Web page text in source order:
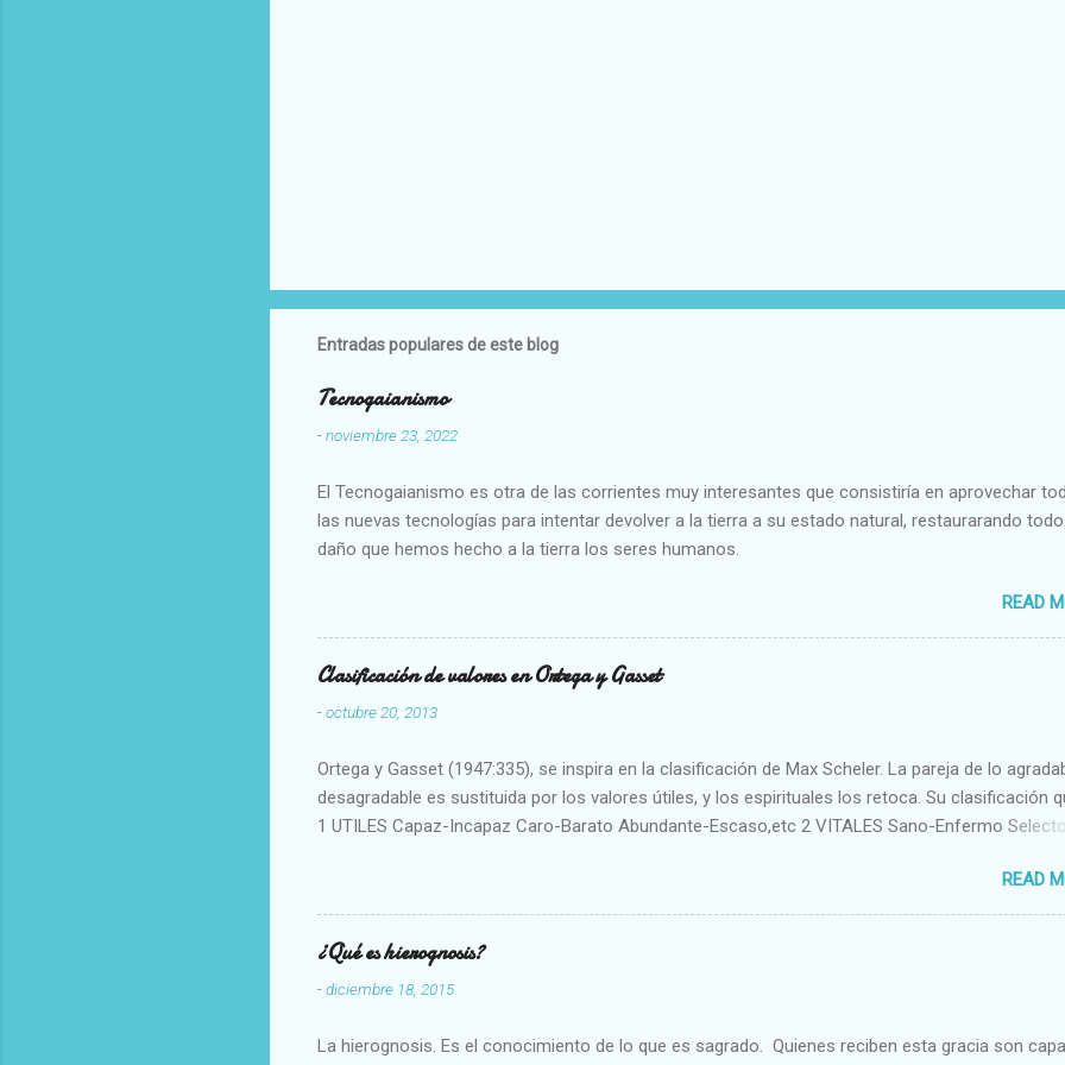
Entradas populares de este blog
Tecnogaianismo
-noviembre 23, 2022
El Tecnogaianismo es otra de las corrientes muy interesantes que consistiría en aprovechar
las nuevas tecnologías para intentar devolver a la tierra a su estado natural, restaurarando
daño que hemos hecho a la tierra los seres humanos.
READ
Clasificación de valores en Ortega y Gasset
-octubre 20, 2013
Ortega y Gasset (1947:335), se inspira en la clasificación de Max Scheler. La pareja de lo
desagradable es sustituida por los valores útiles, y los espirituales los retoca. Su clasificación
1 UTILES Capaz-Incapaz Caro-Barato Abundante-Escaso,etc 2 VITALES Sano-Enfermo
Aproximado Evidente-Probable,etc b) Morales Bueno-malo Bondadoso-malvado Justo-Injusto
Escrupuloso-Relajado Leal-Desleal,etc. d) Estéticos Bello-Feo Gracioso-Tosco Elegante-
Armonioso-Inarmonioso 4 RELIGIOSOS Santo-Pr...
READ
¿Qué es hierognosis?
-diciembre 18, 2015
La hierognosis. Es el conocimiento de lo que es sagrado. Quienes reciben esta gracia son